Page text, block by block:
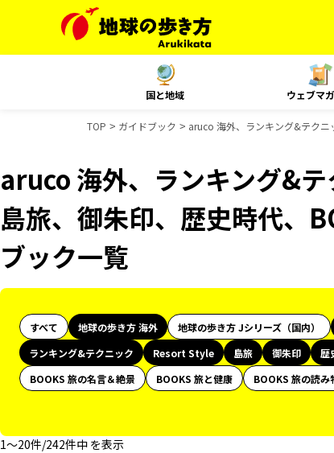
国と地域 ウェブマ
TOP ガイドブック aruco 海外、ランキング&テクニ
aruco 海外、ランキング&
島旅、御朱印、歴史時代、
ブック一覧
すべて 地球の歩き方 海外 地球の歩き方 Jシリーズ（国内）
ランキング&テクニック
Resort Style 島旅 御朱印 歴
BOOKS 旅の名言＆絶景
BOOKS 旅と健康 BOOKS 旅の読み
1〜20件/242件中 を表示